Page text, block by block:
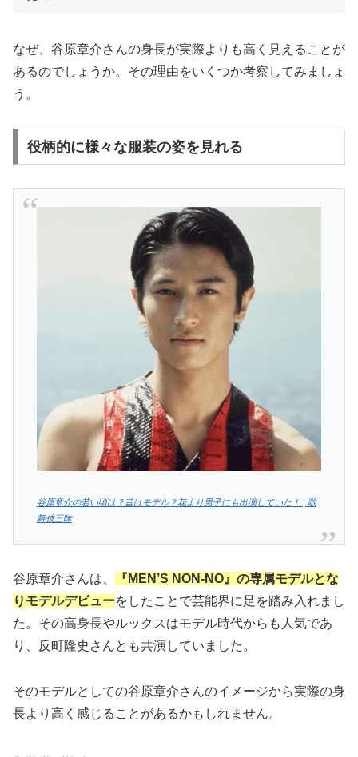
なぜ、谷原章介さんの身長が実際よりも高く見えることが
あるのでしょうか。その理由をいくつか考察してみましょ
う。
役柄的に様々な服装の姿を見れる
谷原章介の若い頃は？昔はモデル？花より男子にも出演していた！ | 歌
舞伎三昧
谷原章介さんは、
『MEN’S NON-NO』の専属モデルとな
りモデルデビューをしたことで芸能界に足を踏み入れまし
た。その高身長やルックスはモデル時代からも人気であ
り、反町隆史さんとも共演していました。
そのモデルとしての谷原章介さんのイメージから実際の身
長より高く感じることがあるかもしれません。